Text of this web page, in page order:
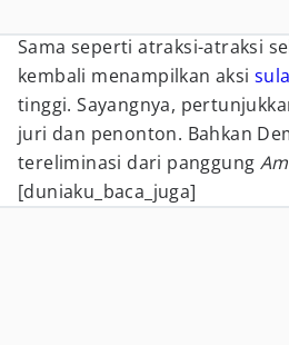
Sama seperti atraksi-atraksi
kembali menampilkan aksi
tinggi. Sayangnya,
juri dan penonton. Bahkan
tereliminasi dari panggung
[duniaku_baca_juga]